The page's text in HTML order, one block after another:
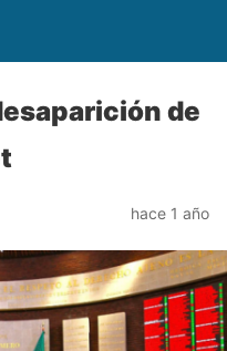
de
hace 1 año